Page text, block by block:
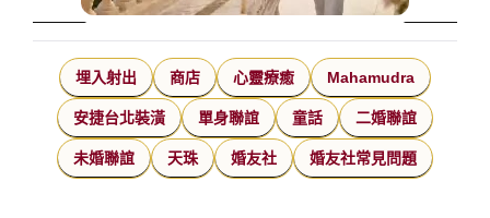
埋入射出 商店 心靈療癒 Mahamudra
安捷台北裝潢 單身聯誼 童話 二婚聯誼
未婚聯誼 天珠 婚友社 婚友社常見問題